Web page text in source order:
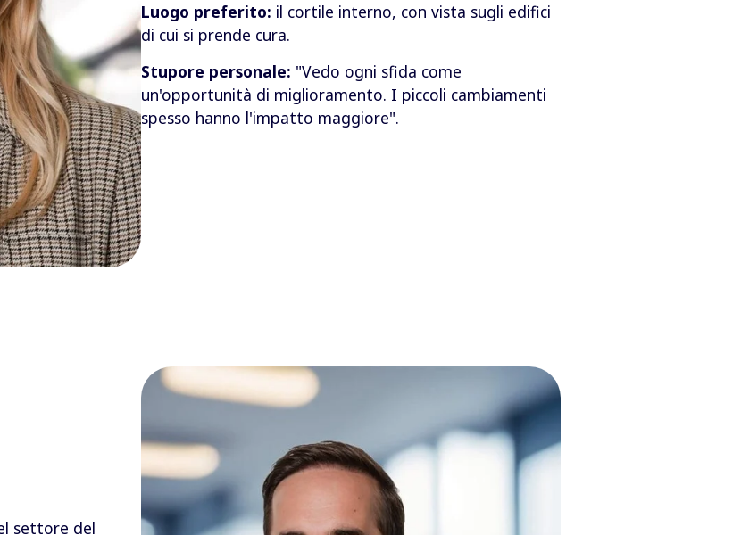
Luogo preferito: il cortile interno, con vista sugli edifici
di cui si prende cura.
Stupore personale: "Vedo ogni sfida come
un'opportunità di miglioramento. I piccoli cambiamenti
spesso hanno l'impatto maggiore".
settore del